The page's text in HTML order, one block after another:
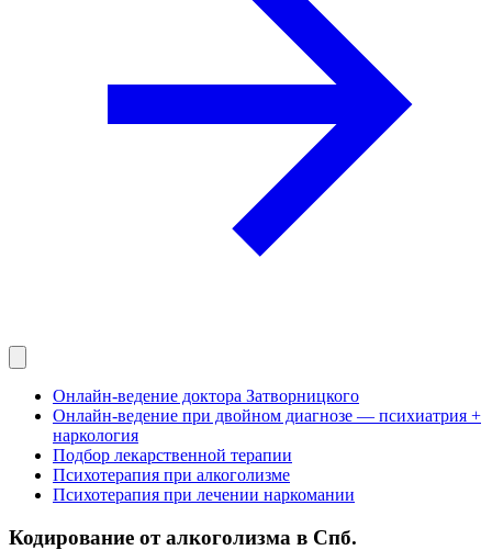
Онлайн-ведение доктора Затворницкого
Онлайн‑ведение при двойном диагнозе — психиатрия +
наркология
Подбор лекарственной терапии
Психотерапия при алкоголизме
Психотерапия при лечении наркомании
Кодирование от алкоголизма в Спб.